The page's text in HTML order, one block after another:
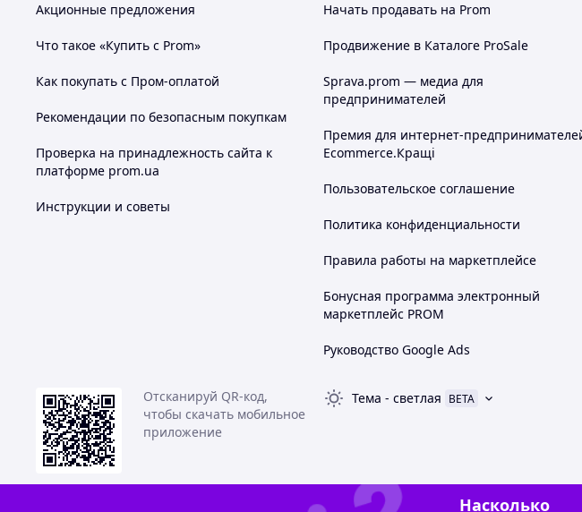
Акционные предложения
Что такое «Купить с Prom»
Как покупать с Пром-оплатой
Рекомендации по безопасным покупкам
Проверка на принадлежность сайта к
платформе prom.ua
Инструкции и советы
Начать продавать на Prom
Продвижение в Каталоге ProSale
Sprava.prom — медиа для
предпринимателей
Премия для интернет-
Ecommerce.Кращі
Пользовательское соглашение
Политика конфиденциальности
Правила работы на маркетплейсе
Бонусная программа электронный
маркетплейс PROM
Руководство Google Ads
Отсканируй QR-код,
чтобы скачать мобильное
приложение
Тема - светлая BETA
Насколько